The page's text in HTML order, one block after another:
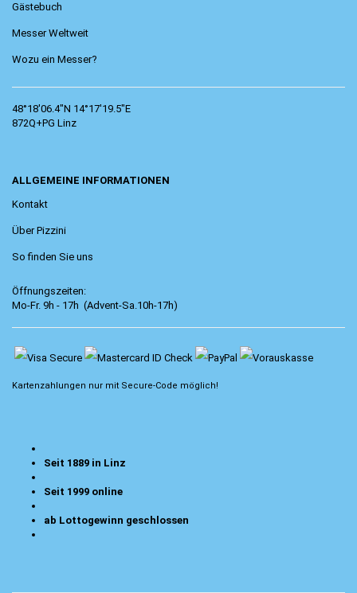
Gästebuch
Messer Weltweit
Wozu ein Messer?
48°18'06.4"N 14°17'19.5"E
872Q+PG Linz
ALLGEMEINE INFORMATIONEN
Kontakt
Über Pizzini
So finden Sie uns
Öffnungszeiten:
Mo-Fr. 9h - 17h (Advent-Sa.10h-17h)
Kartenzahlungen nur mit Secure-Code möglich!
Seit 1889 in Linz
Seit 1999 online
ab Lottogewinn geschlossen